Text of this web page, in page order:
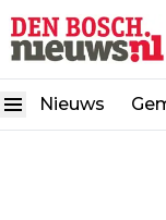
Nieuws